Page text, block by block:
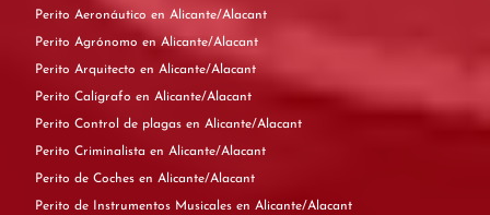
Perito Aeronáutico en Alicante/Alacant
Perito Agrónomo en Alicante/Alacant
Perito Arquitecto en Alicante/Alacant
Perito Calígrafo en Alicante/Alacant
Perito Control de plagas en Alicante/Alacant
Perito Criminalista en Alicante/Alacant
Perito de Coches en Alicante/Alacant
Perito de Instrumentos Musicales en Alicante/Alacant